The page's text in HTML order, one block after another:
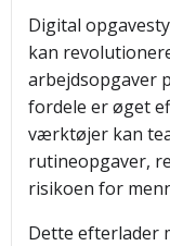
Digital
kan
arbejdsopgaver
fordele er øget
værktøjer kan
rutineopgaver,
risikoen for
Dette efterlader